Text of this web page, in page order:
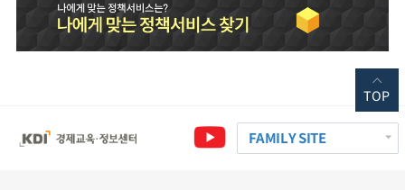
FAMILY SITE
TOP